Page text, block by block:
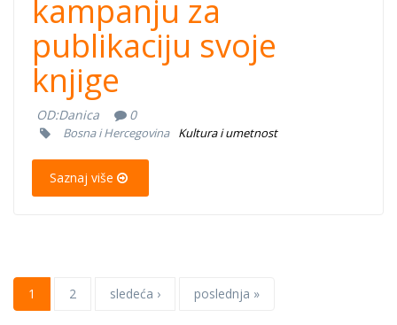
kampanju za
publikaciju svoje
knjige
OD:Danica 0
Bosna i Hercegovina Kultura i umetnost
Saznaj više
1 2 sledeća › poslednja »